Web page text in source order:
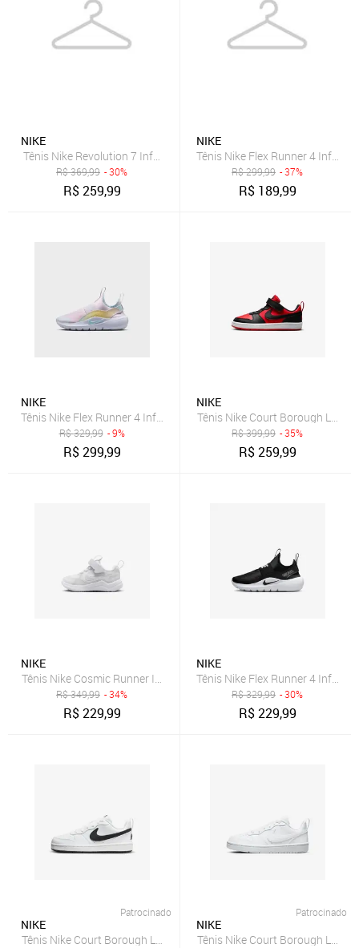
NIKE
Tênis Nike Revolution 7 Infantil
R$369,99 - 30%
R$259,99
NIKE
Tênis Nike Flex Runner 4 Infantil
R$299,99 - 37%
R$ 189,99
NIKE
Tênis Nike Flex Runner 4 Infantil
R$329,99 - 9%
R$299,99
NIKE
Tênis Nike Court Borough Low
R$399,99 - 35%
R$259,99
NIKE
Tênis Nike Cosmic Runner Infantil
R$349,99 - 34%
R$229,99
NIKE
Tênis Nike Flex Runner 4 Infantil
R$329,99 - 30%
R$229,99
Patrocinado
NIKE
Tênis Nike Court Borough Low Recraft Infantil
Patrocinado
NIKE
Tênis Nike Court Borough Low